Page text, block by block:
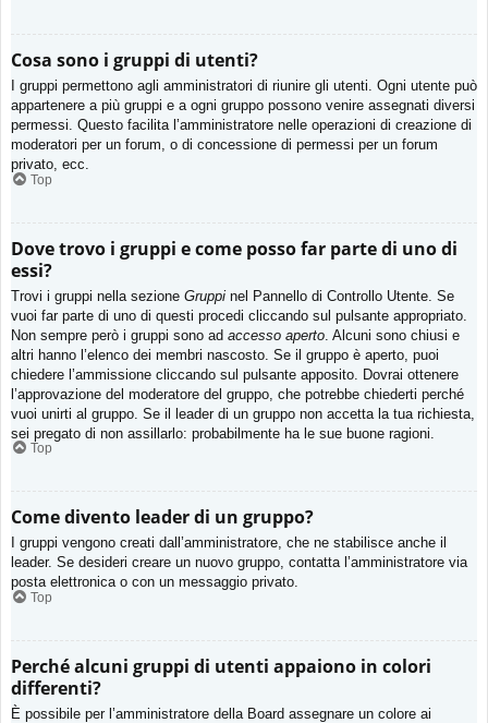
Cosa sono i gruppi di utenti?
I gruppi permettono agli amministratori di riunire gli utenti. Ogni utente può
appartenere a più gruppi e a ogni gruppo possono venire assegnati diversi
permessi. Questo facilita l’amministratore nelle operazioni di creazione di
moderatori per un forum, o di concessione di permessi per un forum
privato, ecc.
Top
Dove trovo i gruppi e come posso far parte di uno di
essi?
Trovi i gruppi nella sezione Gruppi nel Pannello di Controllo Utente. Se
vuoi far parte di uno di questi procedi cliccando sul pulsante appropriato.
Non sempre però i gruppi sono ad accesso aperto . Alcuni sono chiusi e
altri hanno l’elenco dei membri nascosto. Se il gruppo è aperto, puoi
chiedere l’ammissione cliccando sul pulsante apposito. Dovrai ottenere
l’approvazione del moderatore del gruppo, che potrebbe chiederti perché
vuoi unirti al gruppo. Se il leader di un gruppo non accetta la tua richiesta,
sei pregato di non assillarlo: probabilmente ha le sue buone ragioni.
Top
Come divento leader di un gruppo?
I gruppi vengono creati dall’amministratore, che ne stabilisce anche il
leader. Se desideri creare un nuovo gruppo, contatta l’amministratore via
posta elettronica o con un messaggio privato.
Top
Perché alcuni gruppi di utenti appaiono in colori
differenti?
È possibile per l’amministratore della Board assegnare un colore ai